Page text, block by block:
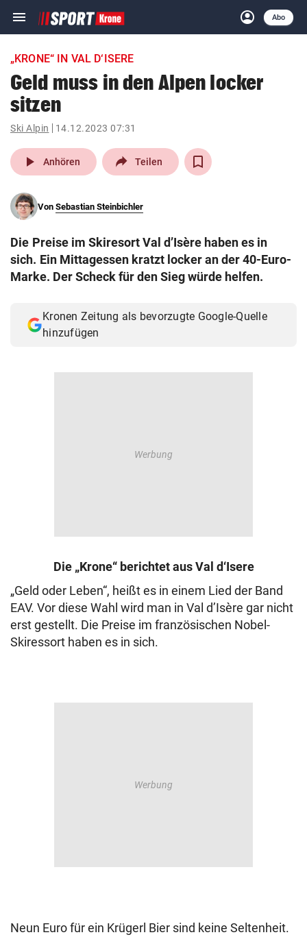
menu Navigation
ein-/ausklappen
account_circle
Anmelden
Abo
close Schließen
account_circle Anmelden
pin_drop
Wien arrow_right
search
eingeben
© Krone Multimedia GmbH & Co KG 2026
Muthgasse 2, 1190 Wien
„KRONE“ IN VAL D‘ISERE
Geld muss in den Alpen locker
sitzen
Ski Alpin 14.12.2023 07:31
play_arrow Anhören Teilen
Von Sebastian Steinbichler
Die Preise im Skiresort Val d’Isère haben es in
sich. Ein Mittagessen kratzt locker an der 40-Euro-
Marke. Der Scheck für den Sieg würde helfen.
Kronen Zeitung als bevorzugte Google-Quelle
hinzufügen
Die „Krone“ berichtet aus Val d‘Isere
„Geld oder Leben“, heißt es in einem Lied der Band
EAV. Vor diese Wahl wird man in Val d’Isère gar nicht
erst gestellt. Die Preise im französischen Nobel-
Skiressort haben es in sich.
Neun Euro für ein Krügerl Bier sind keine Seltenheit.